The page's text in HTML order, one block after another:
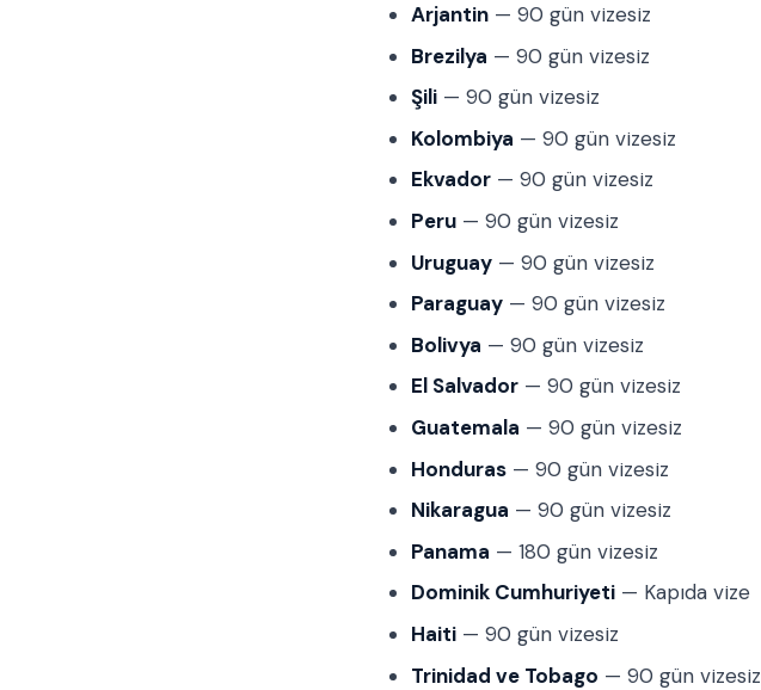
Arjantin — 90 gün vizesiz
Brezilya — 90 gün vizesiz
Şili — 90 gün vizesiz
Kolombiya — 90 gün vizesiz
Ekvador — 90 gün vizesiz
Peru — 90 gün vizesiz
Uruguay — 90 gün vizesiz
Paraguay — 90 gün vizesiz
Bolivya — 90 gün vizesiz
El Salvador — 90 gün vizesiz
Guatemala — 90 gün vizesiz
Honduras — 90 gün vizesiz
Nikaragua — 90 gün vizesiz
Panama — 180 gün vizesiz
Dominik Cumhuriyeti — Kapıda vize
Haiti — 90 gün vizesiz
Trinidad ve Tobago — 90 gün vizesiz